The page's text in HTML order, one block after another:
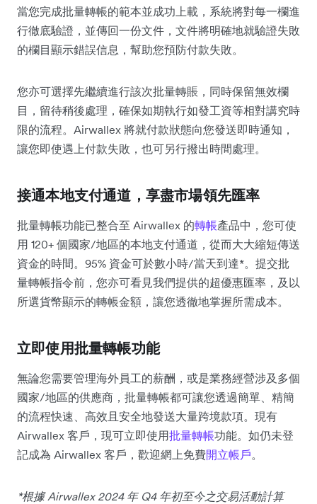
當您完成批量轉帳的範本並成功上載，系統將對每一欄進
行徹底驗證，並傳回一份文件，文件將明確地就驗證失敗
的欄目顯示錯誤信息，幫助您預防付款失敗。
您亦可選擇先繼續進行該次批量轉賬，同時保留無效欄
目，留待稍後處理，確保如期執行如發工資等相對講究時
限的流程。Airwallex 將就付款狀態向您發送即時通知，
讓您即使遇上付款失敗，也可另行撥出時間處理。
接通本地支付通道，享盡市場領先匯率
批量轉帳功能已整合至 Airwallex 的轉帳產品中，您可使
用 120+ 個國家/地區的本地支付通道，從而大大縮短傳送
資金的時間。95% 資金可於數小時/當天到達*。提交批
量轉帳指令前，您亦可看見我們提供的超優惠匯率，及以
所選貨幣顯示的轉帳金額，讓您透徹地掌握所需成本。
立即使用批量轉帳功能
無論您需要管理海外員工的薪酬，或是業務經營涉及多個
國家/地區的供應商，批量轉帳都可讓您透過簡單、精簡
的流程快速、高效且安全地發送大量跨境款項。現有
Airwallex 客戶，現可立即使用批量轉帳功能。如仍未登
記成為 Airwallex 客戶，歡迎網上免費開立帳戶。
*根據 Airwallex 2024 年 Q4 年初至今之交易活動計算